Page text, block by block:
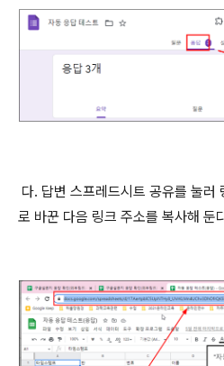
다. 답변 스프레드시트 공유를 눌러
로 바꾼 다음 링크 주소를 복사해 둔